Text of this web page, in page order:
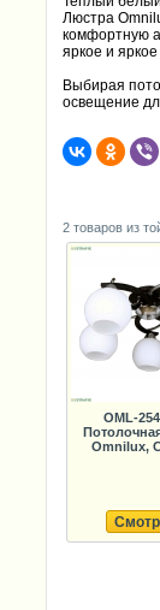
Люстра
комфортную
яркое и
Выбирая
освещение
2 товаров из
OML-
Omnilux,